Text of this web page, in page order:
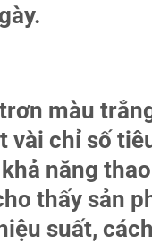
màu
vài chỉ số
năng
thấy sản
suất,